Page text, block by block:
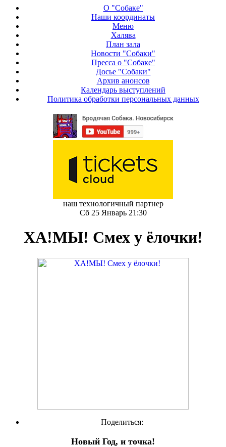
О "Собаке"
Наши координаты
Меню
Халява
План зала
Новости "Собаки"
Пресса о "Собаке"
Досье "Собаки"
Архив анонсов
Календарь выступлений
Политика обработки персональных данных
наш технологичный партнер
Сб 25 Январь 21:30
ХА!МЫ! Смех у ёлочки!
Поделиться:
Новый Год, и точка!